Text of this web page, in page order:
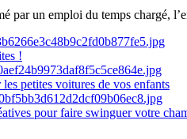
par un emploi du temps chargé,
!
petites voitures de vos enfants
pour faire swinguer votre